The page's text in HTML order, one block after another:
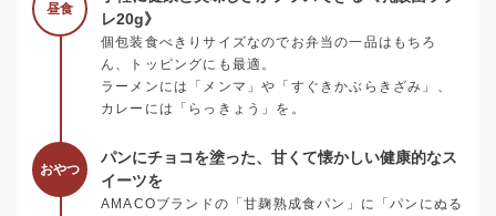
昼食
レ20g》
個包装食べきりサイズなのでお弁当の一品はもちろ
ん、トッピングにも最適。
ラーメンには「メンマ」や「すぐきかぶらきざみ」、
カレーには「らっきょう」を。
おやつ
パンにチョコを塗った、甘くて懐かしい健康的なス
イーツを
AMACOブランドの「甘麹熟成食パン」に「パンにぬる